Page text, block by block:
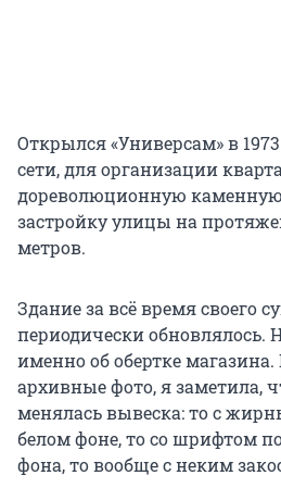
Открылся «Универсам» в
сети, для организации
дореволюционную
застройку улицы на
метров.
Здание за всё время своего
периодически обновлялось.
именно об обертке
архивные фото, я заметила,
менялась вывеска: то с
белом фоне, то со шрифтом
фона, то вообще с неким